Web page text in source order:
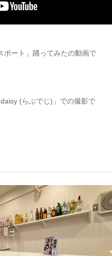
ポート」踊ってみたの動画で
(らぶでじ)」での撮影で